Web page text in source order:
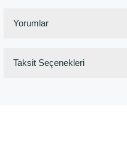
Yorumlar
Taksit Seçenekleri